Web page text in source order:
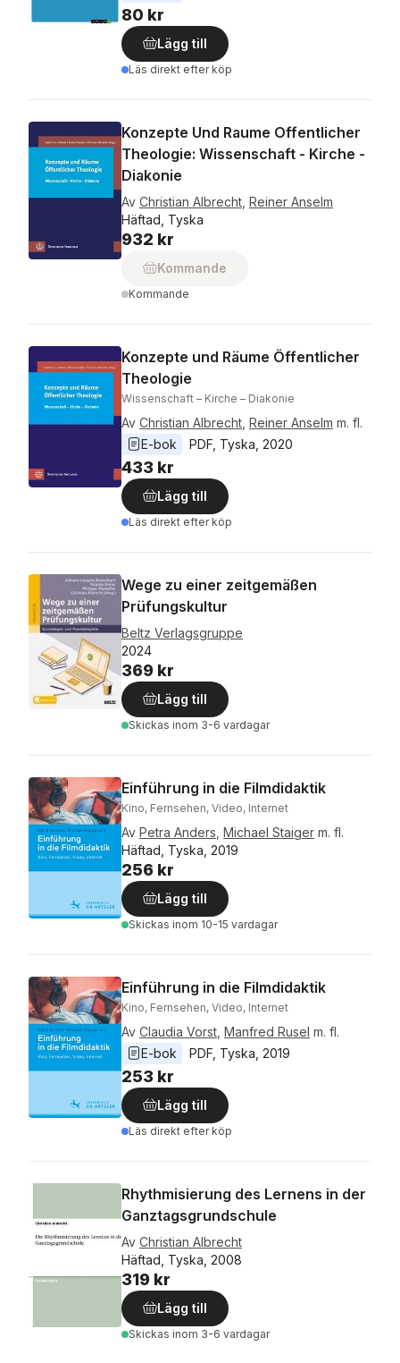
80 kr
Lägg till
Läs direkt efter köp
Konzepte Und Raume Offentlicher
Theologie: Wissenschaft - Kirche -
Diakonie
Av Christian Albrecht Reiner Anselm
Häftad, Tyska
932 kr
Kommande
Kommande
Konzepte und Räume Öffentlicher
Theologie
Wissenschaft – Kirche – Diakonie
Av Christian Albrecht Reiner Anselm m. fl.
E-bok
PDF Tyska 2020
433 kr
Lägg till
Läs direkt efter köp
Wege zu einer zeitgemäßen
Prüfungskultur
Beltz Verlagsgruppe
2024
369 kr
Lägg till
Skickas inom 3-6 vardagar
Einführung in die Filmdidaktik
Kino, Fernsehen, Video, Internet
Av Petra Anders Michael Staiger m. fl.
Häftad, Tyska, 2019
256 kr
Lägg till
Skickas inom 10-15 vardagar
Einführung in die Filmdidaktik
Kino, Fernsehen, Video, Internet
Av Claudia Vorst Manfred Rusel m. fl.
E-bok
PDF Tyska 2019
253 kr
Lägg till
Läs direkt efter köp
Rhythmisierung des Lernens in der
Ganztagsgrundschule
Av Christian Albrecht
Häftad, Tyska, 2008
319 kr
Lägg till
Skickas inom 3-6 vardagar